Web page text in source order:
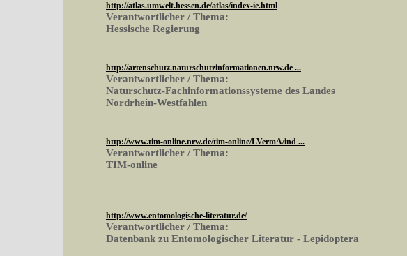
http://atlas.umwelt.hessen.de/atlas/index-ie.html
Verantwortlicher / Thema:
Hessische Regierung
http://artenschutz.naturschutzinformationen.nrw.de ...
Verantwortlicher / Thema:
Naturschutz-Fachinformationssysteme des Landes
Nordrhein-Westfahlen
http://www.tim-online.nrw.de/tim-online/LVermA/ind ...
Verantwortlicher / Thema:
TIM-online
http://www.entomologische-literatur.de/
Verantwortlicher / Thema:
Datenbank zu Entomologischer Literatur - Lepidoptera